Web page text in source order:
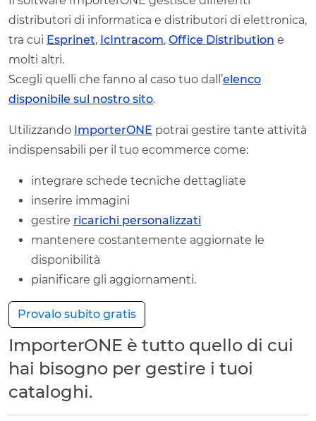
distributori di informatica e distributori di elettronica,
tra cui Esprinet, IcIntracom, Office Distribution e
molti altri.
Scegli quelli che fanno al caso tuo dall’elenco
disponibile sul nostro sito.
Utilizzando ImporterONE potrai gestire tante attività
indispensabili per il tuo ecommerce come:
integrare schede tecniche dettagliate
inserire immagini
gestire ricarichi personalizzati
mantenere costantemente aggiornate le
disponibilità
pianificare gli aggiornamenti.
Provalo subito gratis
ImporterONE è tutto quello di cui
hai bisogno per gestire i tuoi
cataloghi.